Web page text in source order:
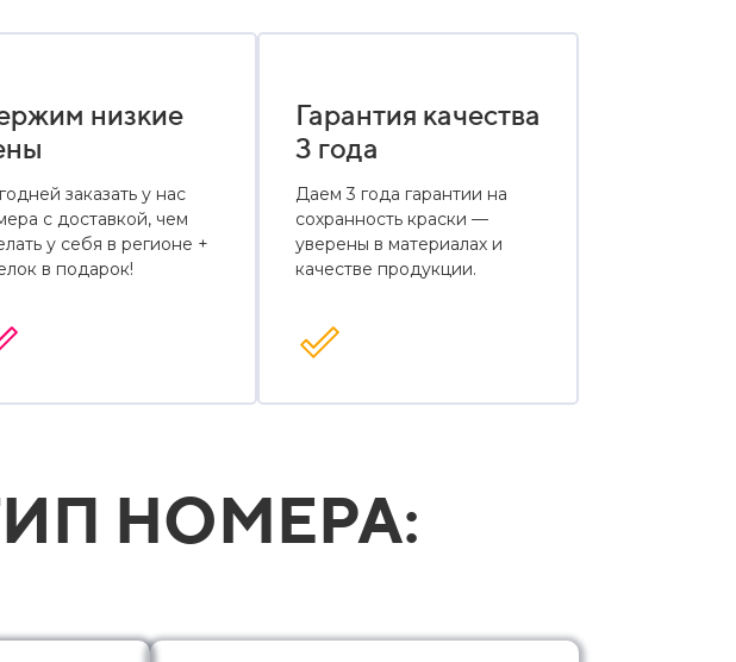
низкие
заказать у нас
с доставкой, чем
у себя в регионе +
в подарок!
Гарантия качества
3 года
Даем 3 года гарантии на
сохранность краски —
уверены в материалах и
качестве продукции.
НОМЕРА: